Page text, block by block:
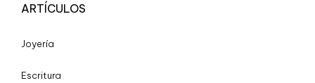
ARTÍCULOS
Joyería
Escritura